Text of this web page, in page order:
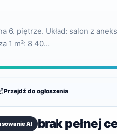
piętrze. Układ: salon z
1 m²: 8 40…
Przejdź do ogłoszenia
AI brak pełnej